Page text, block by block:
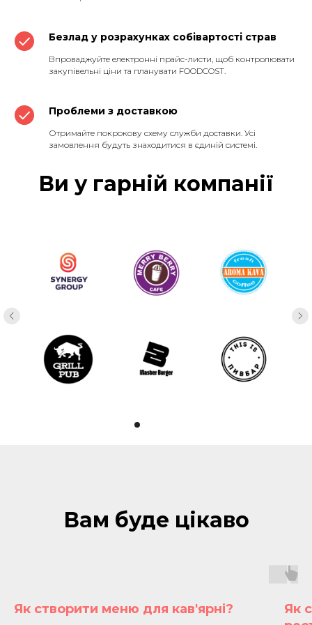
Безлад у розрахунках собівартості страв
Впроваджуйте електронні прайс-листи, щоб контролювати
закупівельні ціни та планувати FOODCOST.
Проблеми з доставкою
Отримайте покрокову схему служби доставки. Усі
замовлення будуть знаходитися в єдиній системі.
Ви у гарній компанії
Вам буде цікаво
Як створити меню для кав'ярні?
Як